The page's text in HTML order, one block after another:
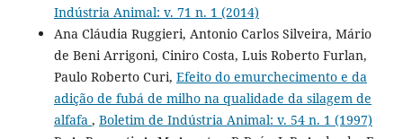
Indústria Animal: v. 71 n. 1 (2014)
Ana Cláudia Ruggieri, Antonio Carlos Silveira, Mário
de Beni Arrigoni, Ciniro Costa, Luis Roberto Furlan,
Paulo Roberto Curi, Efeito do emurchecimento e da
adição de fubá de milho na qualidade da silagem de
alfafa , Boletim de Indústria Animal: v. 54 n. 1 (1997)